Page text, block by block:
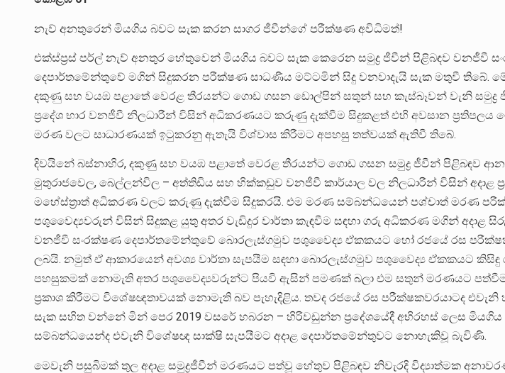
නැව් අනතුරෙන් මියගිය බවට සැක කරන සාගර ජීවීන්ගේ පරීක්ෂණ අවිධිමත්!
එක්ස්ප්‍රස් පර්ල් නැව් අනතුර හේතුවෙන් මියගිය බවට සැක කෙරෙන සමුද්‍ර ජීවීන් පිළිබඳව වනජීවී
දෙපාර්තමේන්තුවේ මගින් සිදුකරන පරීක්ෂණ සාධණීය මට්ටමින් සිදු වනවාදැයි සැක මතුවී තිබේ.
දකුණු සහ වයඹ පළාතේ වෙරළ තීරයන්ට ගොඩ ගසන ඩොල්පින් සතුන් සහ කැස්බෑවන් වැනි සමුද්‍ර
ප්‍රදේශ භාර වනජීවී නිලධාරීන් විසින් අධිකරණයට කරුණු දැක්වීම සිදුකළත් එහි අවසාන ප්‍රතිපලය
මරණ වලට සාධාරණයක් ඉටුකරනු ඇතැයි විශ්වාස කිරීමට අපහසු තත්වයක් ඇතිවී තිබේ.
දිවයිනේ බස්නාහිර, දකුණු සහ වයඹ පළාතේ වෙරළ තීරයන්ට ගොඩ ගසන සමුද්‍ර ජීවීන් පිළිබඳව
මුතුරාජවෙල, බෙල්ලන්විල – අත්තිඩිය සහ හික්කඩුව වනජීවී කාර්යාල වල නිලධාරීන් විසින් අදාළ
මහේස්ත්‍රාත් අධිකරණ වලට කරුණු දැක්වීම සිදුකරයි. එම මරණ සම්බන්ධයෙන් පශ්චාත් මරණ
පශුවෛද්‍යවරුන් විසින් සිදුකළ යුතු අතර වැඩිදුර වාර්තා කැඳවීම සඳහා ගරු අධිකරණ මගින් අදාළ
වනජීවී සංරක්ෂණ දෙපාර්තමේන්තුවේ බොරලැස්ගමුව පශුවෛද්‍ය ඒකකයට හෝ රජයේ රස
ලබයි. නමුත් ඒ ආකාරයෙන් අවශ්‍ය වාර්තා සැපයීම සඳහා බොරලැස්ගමුව පශුවෛද්‍ය ඒකකයට කිසිඳු
පහසුකමක් නොමැති අතර පශුවෛද්‍යවරුන්ට පියවි ඇසින් පමණක් බලා එම සතුන් මරණයට
ප්‍රකාශ කිරීමට විශේෂඥතාවයක් නොමැති බව පැහැදිළිය. තවද රජයේ රස පරීක්ෂකවරයාටද
සැක සහිත වන්නේ මින් පෙර 2019 වසරේ හබරන – හිරිවඩුන්න ප්‍රදේශයේදී අභිරහස් ලෙස
සම්බන්ධයෙන්ද එවැනි විශේෂඥ සාක්ෂි සැපයීමට අදාළ දෙපාර්තමේන්තුවට නොහැකිවූ බැවිණි.
මෙවැනි පසුබිමක් තුල අදාළ සමුද්‍රජීවීන් මරණයට පත්වූ හේතුව පිළිබඳව නිවැරදි විද්‍යාත්මක